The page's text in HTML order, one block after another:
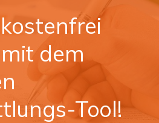
dem
Tool!